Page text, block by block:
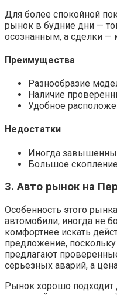
Для более спокойной
рынок в будние дни —
осознанным, а сделки
Преимущества
Разнообразие
Наличие
Удобное
Недостатки
Иногда
Большое
3. Авто рынок на
Особенность этого
автомобили, иногда не
комфортнее искать
предложение,
предлагают
серьезных аварий, а
Рынок хорошо подходит